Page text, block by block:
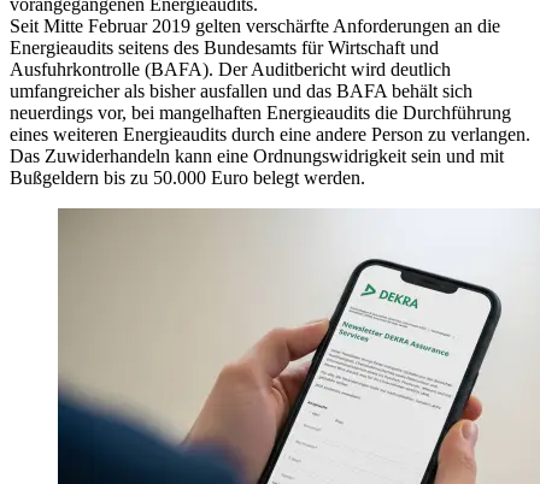
Seit Mitte Februar 2019 gelten verschärfte Anforderungen an die
Energieaudits seitens des Bundesamts für Wirtschaft und
Ausfuhrkontrolle (BAFA). Der Auditbericht wird deutlich
umfangreicher als bisher ausfallen und das BAFA behält sich
neuerdings vor, bei mangelhaften Energieaudits die Durchführung
eines weiteren Energieaudits durch eine andere Person zu verlangen.
Das Zuwiderhandeln kann eine Ordnungswidrigkeit sein und mit
Bußgeldern bis zu 50.000 Euro belegt werden.